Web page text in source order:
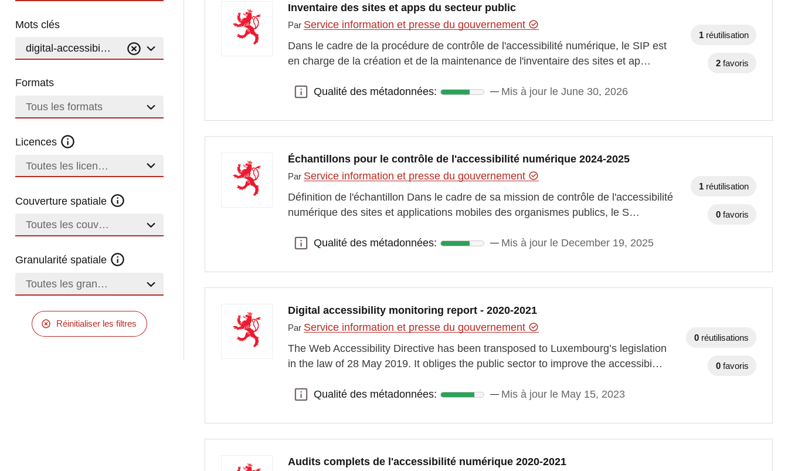
Mots clés
digital-accessibility
Formats
Tous les formats
Licences
Toutes les licences
Couverture spatiale
Toutes les couvertures
Granularité spatiale
Toutes les granularités
Réinitialiser les filtres
Inventaire des sites et apps du secteur public
Par Service information et presse du gouvernement
Dans le cadre de la procédure de contrôle de l'accessibilité numérique, le SIP est
en charge de la création et de la maintenance de l'inventaire des sites et ap…
Qualité des métadonnées:
Qualité des métadonnées: Mis à jour le June 30, 2026
1 réutilisation
2 favoris
Échantillons pour le contrôle de l'accessibilité numérique 2024-2025
Par Service information et presse du gouvernement
Définition de l'échantillon Dans le cadre de sa mission de contrôle de l'accessibilité
numérique des sites et applications mobiles des organismes publics, le S…
Qualité des métadonnées:
Qualité des métadonnées: Mis à jour le December 19, 2025
1 réutilisation
0 favoris
Digital accessibility monitoring report - 2020-2021
Par Service information et presse du gouvernement
The Web Accessibility Directive has been transposed to Luxembourg’s legislation
in the law of 28 May 2019. It obliges the public sector to improve the accessibi…
Qualité des métadonnées:
Qualité des métadonnées: Mis à jour le May 15, 2023
0 réutilisations
0 favoris
Audits complets de l'accessibilité numérique 2020-2021